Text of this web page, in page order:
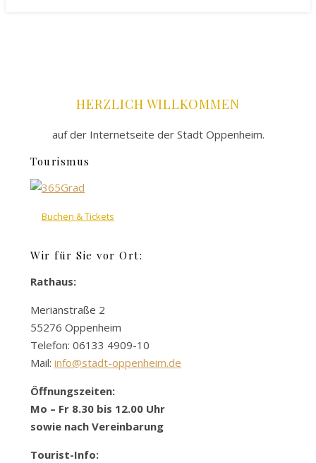
HERZLICH WILLKOMMEN
auf der Internetseite der Stadt Oppenheim.
Tourismus
Buchen & Tickets
Wir für Sie vor Ort:
Rathaus:
Merianstraße 2
55276 Oppenheim
Telefon: 06133 4909-10
Mail: info@stadt-oppenheim.de
Öffnungszeiten:
Mo – Fr 8.30 bis 12.00 Uhr
sowie nach Vereinbarung
Tourist-Info: